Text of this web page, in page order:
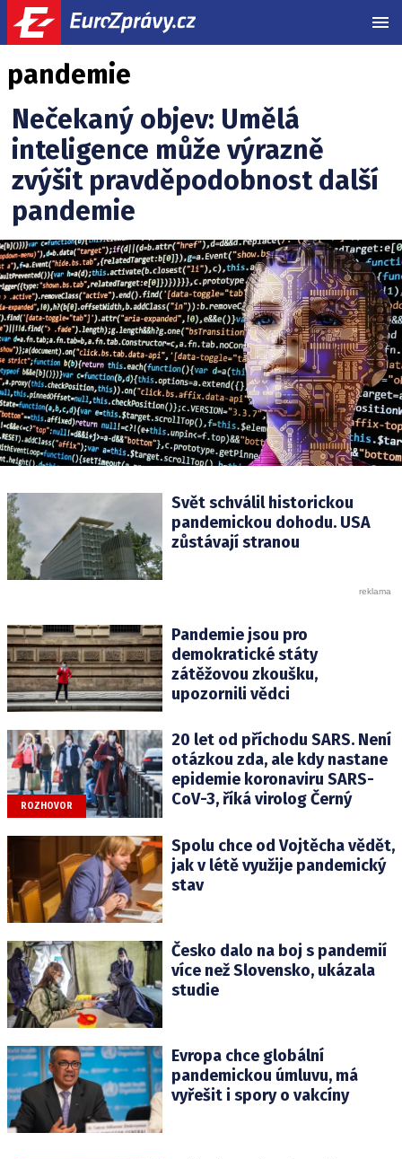
pandemie
Nečekaný objev: Umělá
inteligence může výrazně
zvýšit pravděpodobnost další
pandemie
Svět schválil historickou
pandemickou dohodu. USA
zůstávají stranou
Pandemie jsou pro
demokratické státy
zátěžovou zkoušku,
upozornili vědci
ROZHOVOR
20 let od příchodu SARS. Není
otázkou zda, ale kdy nastane
epidemie koronaviru SARS-
CoV-3, říká virolog Černý
Spolu chce od Vojtěcha vědět,
jak v létě využije pandemický
stav
Česko dalo na boj s pandemií
více než Slovensko, ukázala
studie
Evropa chce globální
pandemickou úmluvu, má
vyřešit i spory o vakcíny